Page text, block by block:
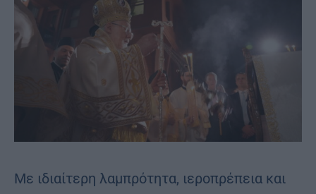
Με ιδιαίτερη λαμπρότητα, ιεροπρέπεια και